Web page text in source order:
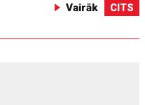
Vairāk CITS